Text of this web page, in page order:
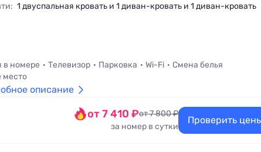
1 двуспальная кровать и 1 диван-кровать и 1 диван-кровать
в номере Телевизор Парковка Wi-Fi
Смена белья
место
описание
от 7 410 ₽от 7 800 ₽
за номер в сутки
Проверить